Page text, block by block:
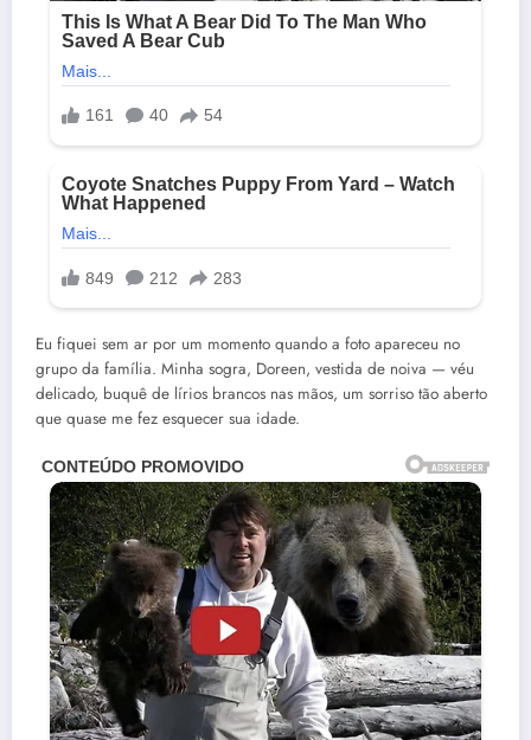
Eu fiquei sem ar por um momento quando a foto apareceu no
grupo da família. Minha sogra, Doreen, vestida de noiva — véu
delicado, buquê de lírios brancos nas mãos, um sorriso tão aberto
que quase me fez esquecer sua idade.